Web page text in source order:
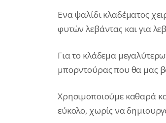
Ενα ψαλίδι κλαδέματος
φυτών λεβάντας και για
Για το κλάδεμα
μπορντούρας που θα μας
Χρησιμοποιούμε καθαρά
εύκολο, χωρίς να